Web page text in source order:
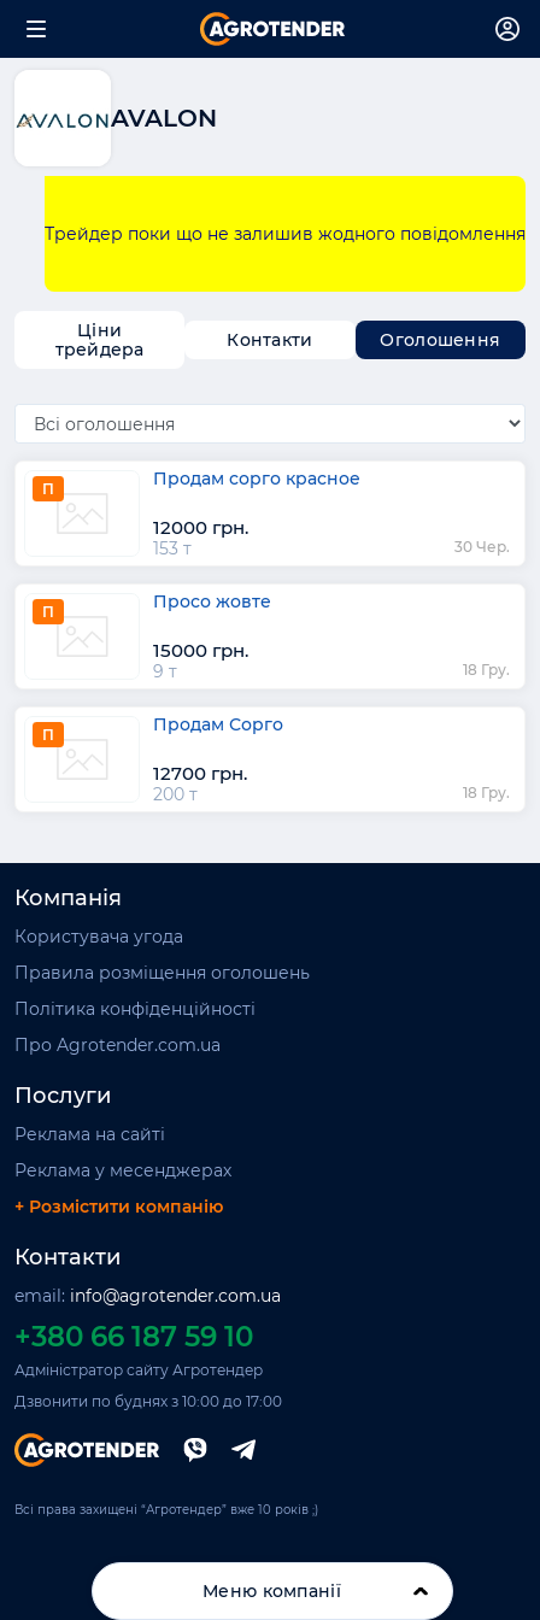
AVALON
Трейдер поки що не залишив жодного повідомлення
Ціни
трейдера
Контакти Оголошення
Меню компанії
П Продам сорго красное
12000 грн.
153 т 30 Чер.
П Просо жовте
15000 грн.
9 т 18 Гру.
П Продам Сорго
12700 грн.
200 т 18 Гру.
Компанія
Користувача угода
Правила розміщення оголошень
Політика конфіденційності
Про Agrotender.com.ua
Послуги
Реклама на сайті
Реклама у месенджерах
+ Розмістити компанію
Контакти
email: info@agrotender.com.ua
+380 66 187 59 10
Адміністратор сайту Агротендер
Дзвонити по буднях з 10:00 до 17:00
Всі права захищені “Агротендер” вже 10 років ;)